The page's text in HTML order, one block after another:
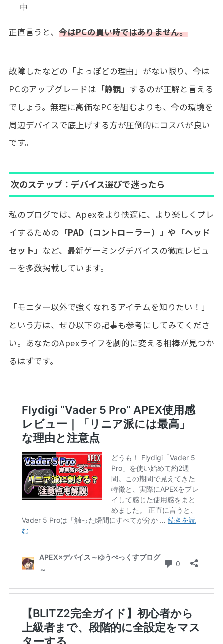
中
正直言うと、 今はPCの買い時ではありません。
故障したなどの「よっぽどの理由」がない限り、今は
PCのアップグレードは 「静観」 するのが正解と言える
でしょう。無理に高価なPCを組むよりも、今の環境を
周辺デバイスで底上げする方が圧倒的にコスパが良い
です。
次のステップ：デバイス選びで迷ったら
私のブログでは、Apexをより快適に、より楽しくプレ
イするための 「PAD（コントローラー）」や「ヘッド
セット」 など、最新ゲーミングデバイスの徹底レビュ
ーを多数掲載しています。
「モニター以外で強くなれるアイテムを知りたい！」
という方は、ぜひ以下の記事も参考にしてみてくださ
い。あなたのApexライフを劇的に変える相棒が見つか
るはずです。